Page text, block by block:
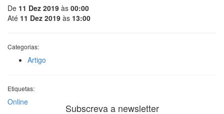
De 11 Dez 2019 às 00:00
Até 11 Dez 2019 às 13:00
Categorias:
Artigo
Etiquetas:
Online Subscreva a newsletter